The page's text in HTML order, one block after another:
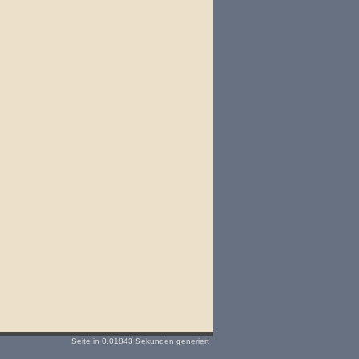
Seite in 0.01843 Sekunden generiert